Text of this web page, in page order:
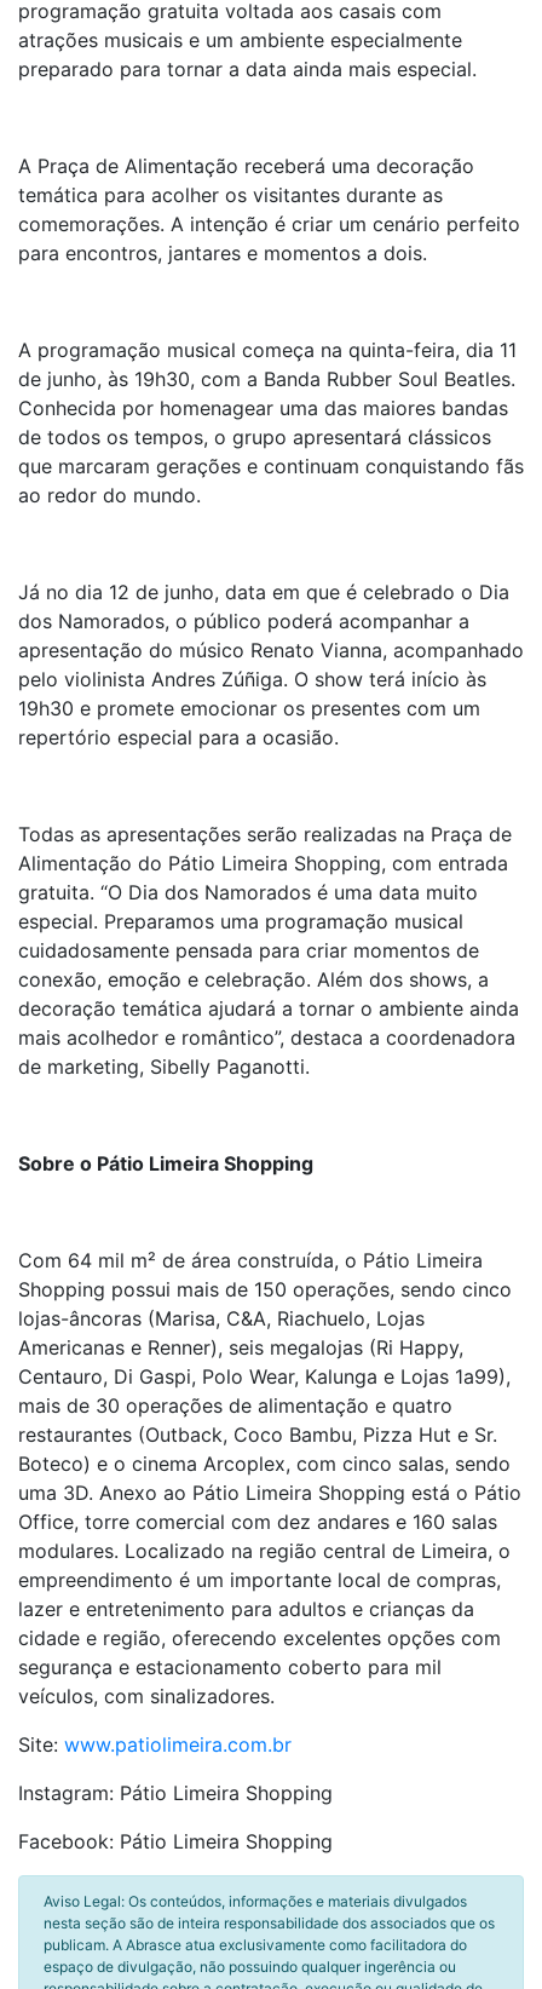
programação gratuita voltada aos casais com
atrações musicais e um ambiente especialmente
preparado para tornar a data ainda mais especial.
A Praça de Alimentação receberá uma decoração
temática para acolher os visitantes durante as
comemorações. A intenção é criar um cenário perfeito
para encontros, jantares e momentos a dois.
A programação musical começa na quinta-feira, dia 11
de junho, às 19h30, com a Banda Rubber Soul Beatles.
Conhecida por homenagear uma das maiores bandas
de todos os tempos, o grupo apresentará clássicos
que marcaram gerações e continuam conquistando fãs
ao redor do mundo.
Já no dia 12 de junho, data em que é celebrado o Dia
dos Namorados, o público poderá acompanhar a
apresentação do músico Renato Vianna, acompanhado
pelo violinista Andres Zúñiga. O show terá início às
19h30 e promete emocionar os presentes com um
repertório especial para a ocasião.
Todas as apresentações serão realizadas na Praça de
Alimentação do Pátio Limeira Shopping, com entrada
gratuita. “O Dia dos Namorados é uma data muito
especial. Preparamos uma programação musical
cuidadosamente pensada para criar momentos de
conexão, emoção e celebração. Além dos shows, a
decoração temática ajudará a tornar o ambiente ainda
mais acolhedor e romântico”, destaca a coordenadora
de marketing, Sibelly Paganotti.
Sobre o Pátio Limeira Shopping
Com 64 mil m² de área construída, o Pátio Limeira
Shopping possui mais de 150 operações, sendo cinco
lojas-âncoras (Marisa, C&A, Riachuelo, Lojas
Americanas e Renner), seis megalojas (Ri Happy,
Centauro, Di Gaspi, Polo Wear, Kalunga e Lojas 1a99),
mais de 30 operações de alimentação e quatro
restaurantes (Outback, Coco Bambu, Pizza Hut e Sr.
Boteco) e o cinema Arcoplex, com cinco salas, sendo
uma 3D. Anexo ao Pátio Limeira Shopping está o Pátio
Office, torre comercial com dez andares e 160 salas
modulares. Localizado na região central de Limeira, o
empreendimento é um importante local de compras,
lazer e entretenimento para adultos e crianças da
cidade e região, oferecendo excelentes opções com
segurança e estacionamento coberto para mil
veículos, com sinalizadores.
Site: www.patiolimeira.com.br
Instagram: Pátio Limeira Shopping
Facebook: Pátio Limeira Shopping
Aviso Legal: Os conteúdos, informações e materiais divulgados
nesta seção são de inteira responsabilidade dos associados que os
publicam. A Abrasce atua exclusivamente como facilitadora do
espaço de divulgação, não possuindo qualquer ingerência ou